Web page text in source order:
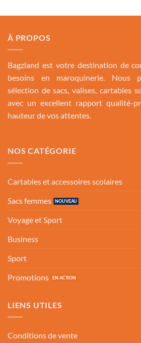
À PROPOS
Bagzland est votre destination de
besoins en maroquinerie. Nous
sélection de sacs, valises, cartables
avec un excellent rapport qualité-
hauteur de vos attentes.
NOS CATÉGORIE
Cartables et accessoires scolaires
Sacs femmes
Voyage et Sport
Business
Sport
Promotions
LIENS UTILES
Conditions de vente